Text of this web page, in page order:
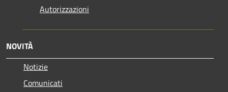
Autorizzazioni
NOVITÀ
Notizie
Comunicati